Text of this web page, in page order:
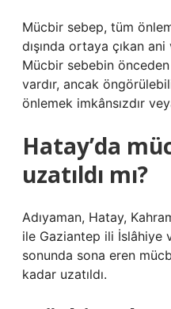
Mücbir sebep, tüm
dışında ortaya çıkan
Mücbir sebebin
vardır, ancak
önlemek imkânsızdır
Hatay’da
uzatıldı mı?
Adıyaman, Hatay,
ile Gaziantep ili İslâhiye
sonunda sona eren
kadar uzatıldı.